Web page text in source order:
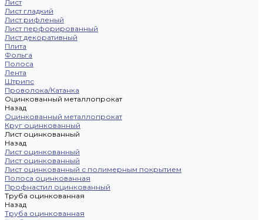
Лист
Лист гладкий
Лист рифленый
Лист перфорированный
Лист декоративный
Плита
Фольга
Полоса
Лента
Штрипс
Проволока/Катанка
Оцинкованный металлопрокат
Назад
Оцинкованный металлопрокат
Круг оцинкованный
Лист оцинкованный
Назад
Лист оцинкованный
Лист оцинкованный
Лист оцинкованный с полимерным покрытием
Полоса оцинкованная
Профнастил оцинкованный
Труба оцинкованная
Назад
Труба оцинкованная